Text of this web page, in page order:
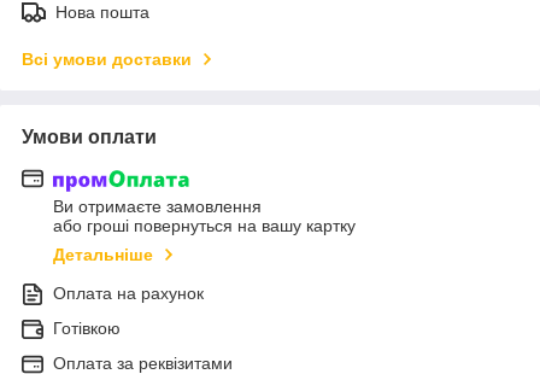
Нова пошта
Всі умови доставки
Умови оплати
Ви отримаєте замовлення
або гроші повернуться на вашу картку
Детальніше
Оплата на рахунок
Готівкою
Оплата за реквізитами